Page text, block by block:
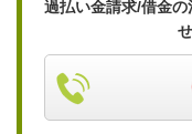
過払い金請求/借金